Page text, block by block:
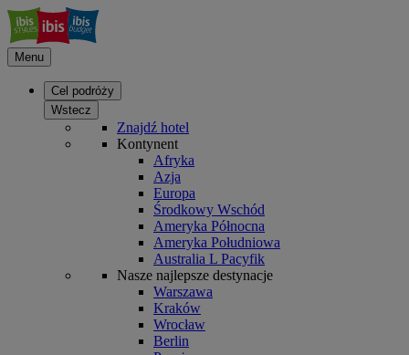
Menu
Cel podróży
Wstecz
Znajdź hotel
Kontynent
Afryka
Azja
Europa
Środkowy Wschód
Ameryka Północna
Ameryka Południowa
Australia L Pacyfik
Nasze najlepsze destynacje
Warszawa
Kraków
Wrocław
Berlin